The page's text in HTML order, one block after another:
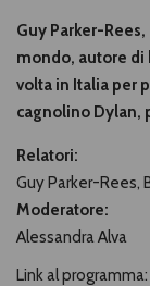
Guy Parker-
mondo, autore di
volta in Italia per
cagnolino Dylan,
Relatori:
Guy Parker-Rees,
Moderatore:
Alessandra Alva
Link al programma: